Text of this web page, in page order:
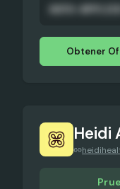
Obtener
Heidi